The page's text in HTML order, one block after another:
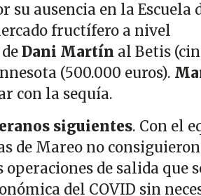
ausencia en la Escuela
fructífero a nivel
deDani Martín al Betis
(500.000 euros).
con la sequía.
siguientes. Con el
de Mareo no consiguieron
de salida que
del COVID sin